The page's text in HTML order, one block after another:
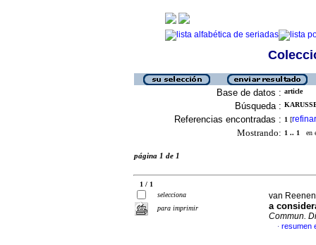
Base de datos : article
Búsqueda :
Referencias encontradas : 1 [refinar
Mostrando: 1 .. 1 en
página 1 de 1
1 / 1
selecciona
para imprimir
van
a
Commun.
· resumen